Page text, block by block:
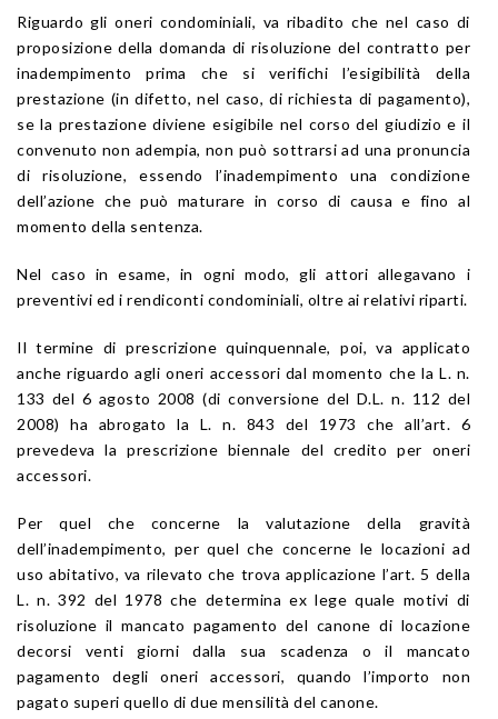
Riguardo gli oneri condominiali, va ribadito che nel caso di
proposizione della domanda di risoluzione del contratto per
inadempimento prima che si verifichi l’esigibilità della
prestazione (in difetto, nel caso, di richiesta di pagamento),
se la prestazione diviene esigibile nel corso del giudizio e il
convenuto non adempia, non può sottrarsi ad una pronuncia
di risoluzione, essendo l’inadempimento una condizione
dell’azione che può maturare in corso di causa e fino al
momento della sentenza.
Nel caso in esame, in ogni modo, gli attori allegavano i
preventivi ed i rendiconti condominiali, oltre ai relativi riparti.
Il termine di prescrizione quinquennale, poi, va applicato
anche riguardo agli oneri accessori dal momento che la L. n.
133 del 6 agosto 2008 (di conversione del D.L. n. 112 del
2008) ha abrogato la L. n. 843 del 1973 che all’art. 6
prevedeva la prescrizione biennale del credito per oneri
accessori.
Per quel che concerne la valutazione della gravità
dell’inadempimento, per quel che concerne le locazioni ad
uso abitativo, va rilevato che trova applicazione l’art. 5 della
L. n. 392 del 1978 che determina ex lege quale motivi di
risoluzione il mancato pagamento del canone di locazione
decorsi venti giorni dalla sua scadenza o il mancato
pagamento degli oneri accessori, quando l’importo non
pagato superi quello di due mensilità del canone.